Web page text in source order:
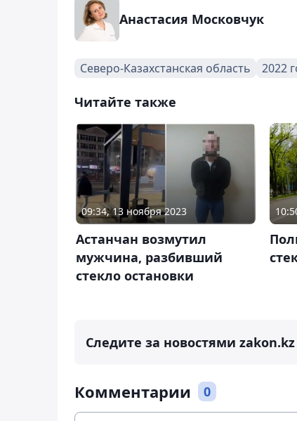
Анастасия Московчук
Северо-Казахстанская область 2022
Читайте также
09:34, 13 ноября 2023
Астанчан возмутил
мужчина, разбивший
стекло остановки
Следите за новостями zakon.kz
Комментарии 0